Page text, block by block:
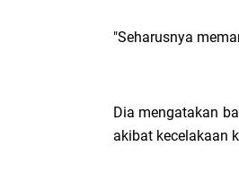
"Seharusnya
Dia mengatakan
akibat kecelakaan